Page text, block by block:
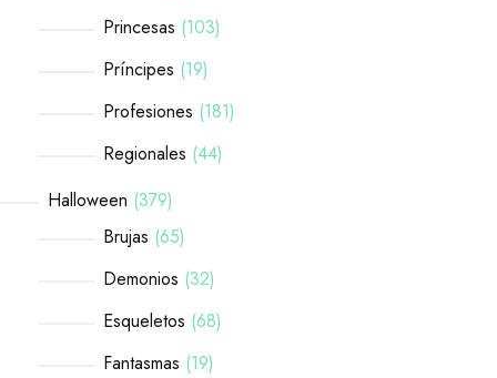
Princesas 103
Príncipes 19
Profesiones 181
Regionales 44
Halloween 379
Brujas 65
Demonios 32
Esqueletos 68
Fantasmas 19